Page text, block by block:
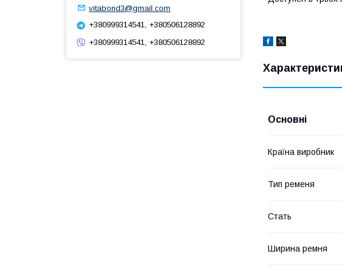
Основні
Країна виробник
Тип ременя
Стать
Ширина ремня
vitabond3@gmail.com
+380999314541, +380506128892
+380999314541, +380506128892